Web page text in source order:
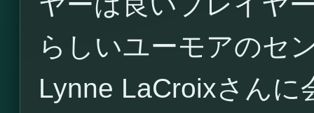
らしいユーモアのセ
Lynne LaCroixさんに